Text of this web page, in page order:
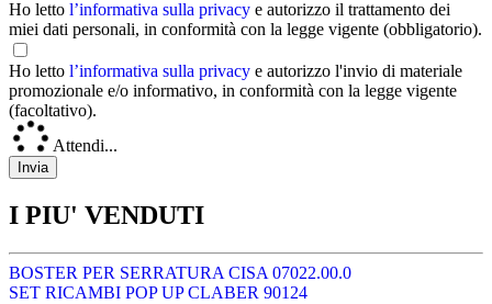
Ho letto l’informativa sulla privacy e autorizzo il trattamento dei
miei dati personali, in conformità con la legge vigente (obbligatorio).
Ho letto l’informativa sulla privacy e autorizzo l'invio di materiale
promozionale e/o informativo, in conformità con la legge vigente
(facoltativo).
Attendi...
I PIU' VENDUTI
BOSTER PER SERRATURA CISA 07022.00.0
SET RICAMBI POP UP CLABER 90124